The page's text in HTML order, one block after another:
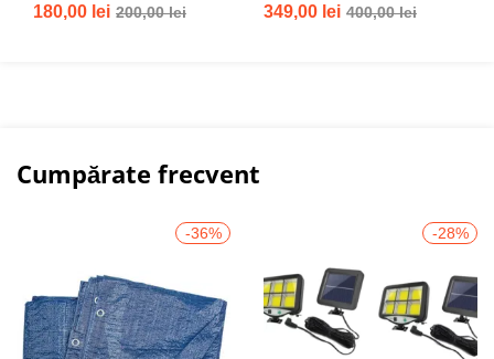
5.00din 5
180,00 lei 200,00lei 349,00 lei 400,00lei
Cumpărate frecvent
-36% -28%